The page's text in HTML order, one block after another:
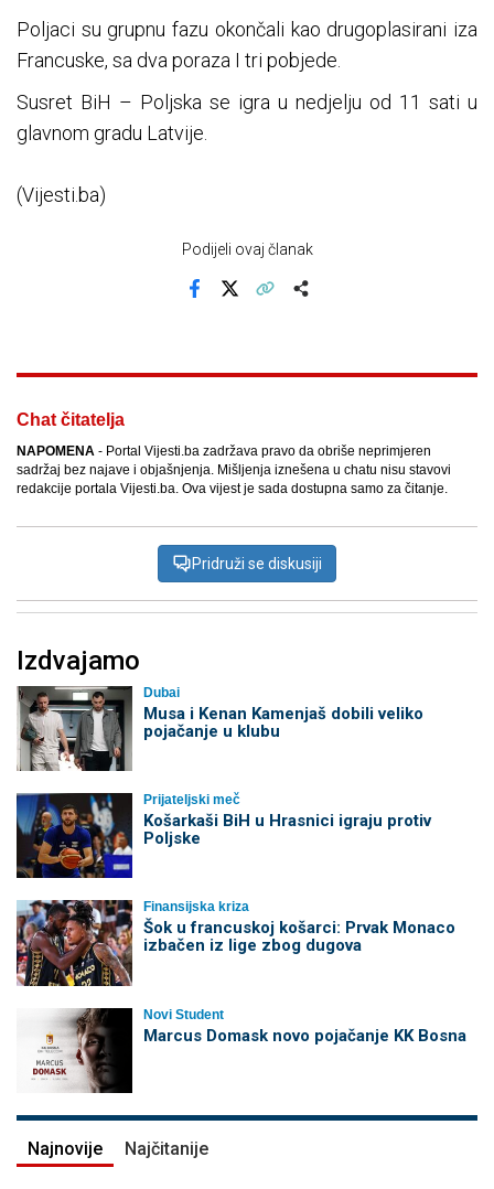
Poljaci su grupnu fazu okončali kao drugoplasirani iza
Francuske, sa dva poraza I tri pobjede.
Susret BiH – Poljska se igra u nedjelju od 11 sati u
glavnom gradu Latvije.
(Vijesti.ba)
Podijeli ovaj članak
Chat čitatelja
NAPOMENA - Portal Vijesti.ba zadržava pravo da obriše neprimjeren
sadržaj bez najave i objašnjenja. Mišljenja iznešena u chatu nisu stavovi
redakcije portala Vijesti.ba. Ova vijest je sada dostupna samo za čitanje.
Pridruži se diskusiji
Izdvajamo
Dubai
Musa i Kenan Kamenjaš dobili veliko
pojačanje u klubu
Prijateljski meč
Košarkaši BiH u Hrasnici igraju protiv
Poljske
Finansijska kriza
Šok u francuskoj košarci: Prvak Monaco
izbačen iz lige zbog dugova
Novi Student
Marcus Domask novo pojačanje KK Bosna
Najnovije Najčitanije